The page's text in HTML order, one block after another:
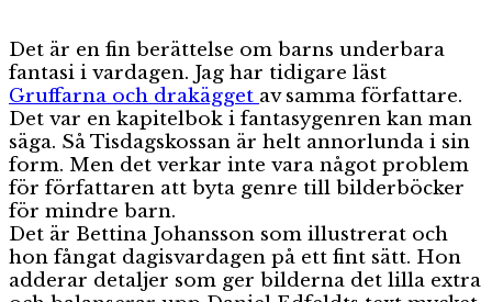
Det är en fin berättelse om barns underbara
fantasi i vardagen. Jag har tidigare läst
Gruffarna och drakägget av samma författare.
Det var en kapitelbok i fantasygenren kan man
säga. Så Tisdagskossan är helt annorlunda i sin
form. Men det verkar inte vara något problem
för författaren att byta genre till bilderböcker
för mindre barn.
Det är Bettina Johansson som illustrerat och
hon fångat dagisvardagen på ett fint sätt. Hon
adderar detaljer som ger bilderna det lilla extra